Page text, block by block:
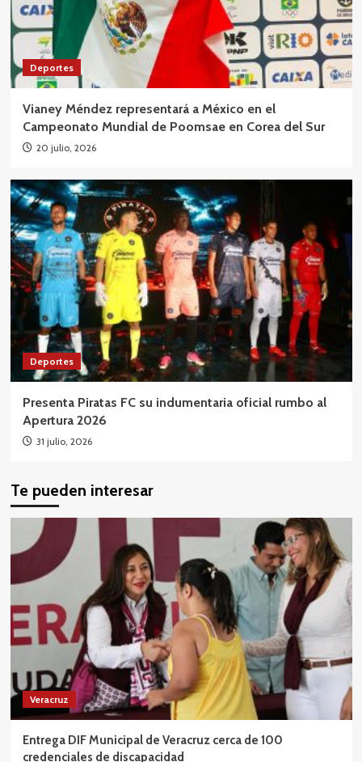
Deportes
Vianey Méndez representará a México en el
Campeonato Mundial de Poomsae en Corea del Sur
20 julio, 2026
Deportes
Presenta Piratas FC su indumentaria oficial rumbo al
Apertura 2026
31 julio, 2026
Te pueden interesar
Veracruz
Entrega DIF Municipal de Veracruz cerca de 100
credenciales de discapacidad